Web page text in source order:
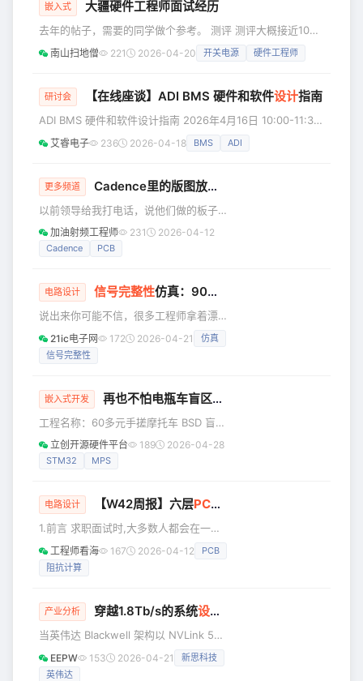
一连接就进入程序下载模式，程序都不
能正常运行很烦： 在这里插入图片描述
所以自己决定自己画一个开发板。原理
图当然还是参考乐鑫的官方文件
但是外设部分还是根据
嵌入式 大疆硬件工程师面试经历
去年的帖子，需要的同学做个参考。 测评 测评大概接近100
道题，性格测试和行测题（约20道，基本上都是逻辑推理
答和计算题，一共100分。 题目主要涉及的知识点：通信协议
参数性能（MOS、BJT、PN结等）个人感觉以上4方面
南山扫地僧 221 2026-04-20 开关电源 硬件工程师
研讨会 【在线座谈】ADI BMS 硬件和软件设计指南
ADI BMS 硬件和软件设计指南 2026年4月16日 10:00-11:30
座谈简介 作为电池管理领域的领先企业，ADI 深耕 BMS 应用
案和设计参考。本次研讨会将分享 ADI 在 BMS 系统设计中的
量、诊断以及软件工具，同时讨
艾睿电子 236 2026-04-18 BMS ADI
更多频道 Cadence里的版图放到ADS里面联合仿真的设置
以前领导给我打电话，说他们做的板子
性能达不到预期，怀疑是板上线宽的问
题。 虽然我觉得1GHz这个频率，板子的
我来仿真一下吧，看看PCB上的线宽是
法，把PCB的TOP层和孔的一些信息导
出到dxf，然后稍微手工删减一下，再导
入ADS，设置个两层板的叠层结构，一
加油射频工程师 231 2026-04-12
Cadence PCB
电路设计 信号完整性仿真：90%的工程师都在这5个地方翻车
说出来你可能不信，很多工程师拿着漂
亮的仿真报告，实物一测试，问题全出
来了。返工、延期、挨骂，样样都逃不
中，90%的工程师都在犯的几个错误。
错误一：时域仿真和频域仿真傻傻分不
清 有些工程师做仿真，要么只跑时域，
要么只跑频域，觉得跑一个就够了。这
其实是个大坑。 时域仿真告诉你的是：
现过冲下冲。就像
21ic电子网 172 2026-04-21
仿真
信号完整性
嵌入式开发 再也不怕电瓶车盲区有人了！我用STM32，做了个雷达……
工程名称：60多元手搓摩托车 BSD 盲区
监测！ 工程作者：zaodianshane 前言
我希望做一个雷达。 在骑行的时候，只
案！ 但在分享之前，俺想先说明一下 *
是做建筑工程管理这块工作的。可以说
是一个完全零基础的小白。*我都是近1
个月利用晚上下班时间看视频学习画板
立创开源硬件平台 189 2026-04-28
STM32 MPS
电路设计 【W42周报】六层PCB 板是怎么拼出来的？
1.前言 求职面试时,大多数人都会在一个
问题上纠结：去大公司还是小公司？这
个问题在现阶段其实没有人能够给出一
落到我们自身来说，主要还是要能在岗
位上体现出个人的价值。即用专业能
力、综合素质能力去解决工作中的问
题。 解决问题的快慢程度和结果好坏，
就和我们掌握的专业技能和方法论有
工程师看海 167 2026-04-12
PCB
阻抗计算
产业分析 穿越1.8Tb/s的系统设计
当英伟达 Blackwell 架构以 NVLink 5
将 GPU-GPU 互联带宽推至
1.8Tb/s（14.4Tbps），AI 超算正式迈
EEPW 153 2026-04-21
新思科技
英伟达